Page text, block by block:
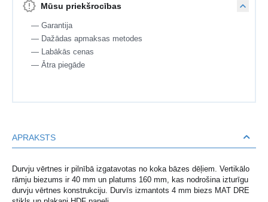
Mūsu priekšrocības
— Garantija
— Dažādas apmaksas metodes
— Labākās cenas
— Ātra piegāde
APRAKSTS
Durvju vērtnes ir pilnībā izgatavotas no koka bāzes dēļiem. Vertikālo
rāmju biezums ir 40 mm un platums 160 mm, kas nodrošina izturīgu
durvju vērtnes konstrukciju. Durvīs izmantots 4 mm biezs MAT DRE